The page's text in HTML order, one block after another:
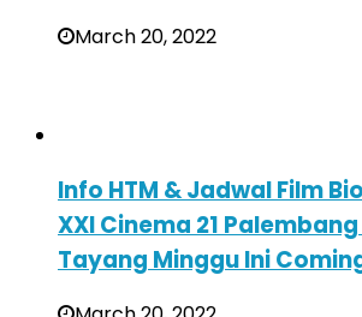
March 20, 2022
Info HTM & Jadwal Film
XXI Cinema 21
Tayang Minggu Ini